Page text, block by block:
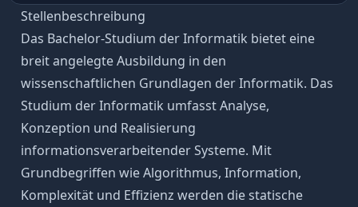
Stellenbeschreibung
Das Bachelor-Studium der Informatik bietet eine
breit angelegte Ausbildung in den
wissenschaftlichen Grundlagen der Informatik. Das
Studium der Informatik umfasst Analyse,
Konzeption und Realisierung
informationsverarbeitender Systeme. Mit
Grundbegriffen wie Algorithmus, Information,
Komplexität und Effizienz werden die statische